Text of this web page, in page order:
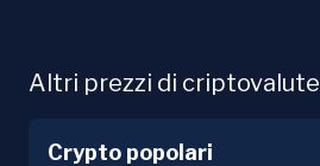
Altri prezzi di criptovalute
Crypto popolari